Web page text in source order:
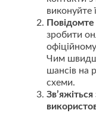
виконуйте
Повідомте
зробити
Чим
шансів на
схеми.